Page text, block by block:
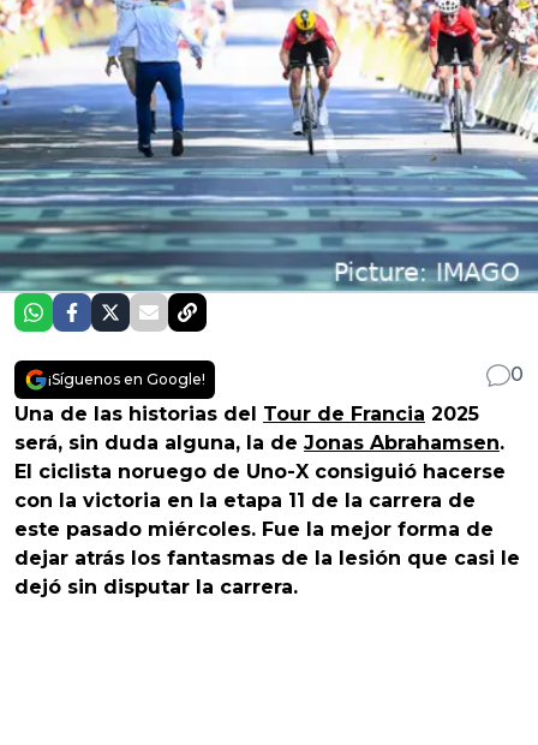
¡Síguenos en Google!
0
Una de las historias del Tour de Francia 2025
será, sin duda alguna, la de Jonas Abrahamsen.
El ciclista noruego de Uno-X consiguió hacerse
con la victoria en la etapa 11 de la carrera de
este pasado miércoles. Fue la mejor forma de
dejar atrás los fantasmas de la lesión que casi le
dejó sin disputar la carrera.